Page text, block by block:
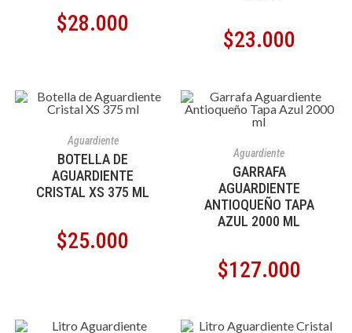
$28.000
$23.000
Aguardiente
BOTELLA DE
AGUARDIENTE
CRISTAL XS 375 ML
$25.000
Aguardiente
GARRAFA
AGUARDIENTE
ANTIOQUEÑO TAPA
AZUL 2000 ML
$127.000